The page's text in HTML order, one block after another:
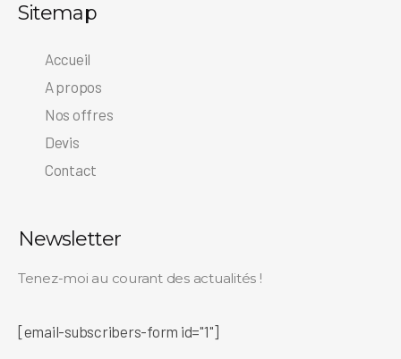
Sitemap
Accueil
A propos
Nos offres
Devis
Contact
Newsletter
Tenez-moi au courant des actualités !
[email-subscribers-form id="1"]